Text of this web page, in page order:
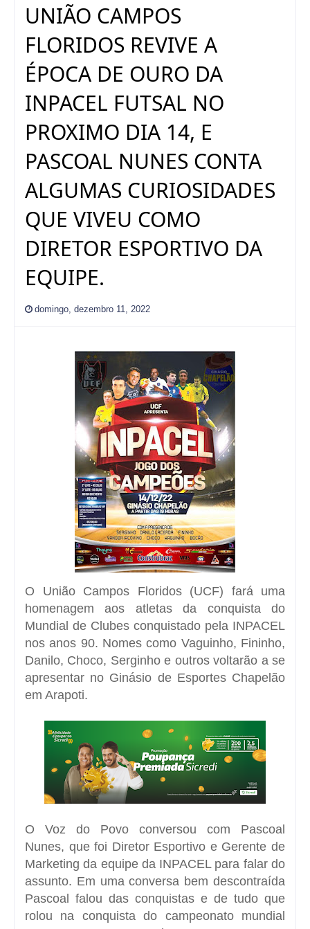
UNIÃO CAMPOS
FLORIDOS REVIVE A
ÉPOCA DE OURO DA
INPACEL FUTSAL NO
PROXIMO DIA 14, E
PASCOAL NUNES CONTA
ALGUMAS CURIOSIDADES
QUE VIVEU COMO
DIRETOR ESPORTIVO DA
EQUIPE.
domingo, dezembro 11, 2022
O União Campos Floridos (UCF) fará uma
homenagem aos atletas da conquista do
Mundial de Clubes conquistado pela INPACEL
nos anos 90. Nomes como Vaguinho, Fininho,
Danilo, Choco, Serginho e outros voltarão a se
apresentar no Ginásio de Esportes Chapelão
em Arapoti.
O Voz do Povo conversou com Pascoal
Nunes, que foi Diretor Esportivo e Gerente de
Marketing da equipe da INPACEL para falar do
assunto. Em uma conversa bem descontraída
Pascoal falou das conquistas e de tudo que
rolou na conquista do campeonato mundial